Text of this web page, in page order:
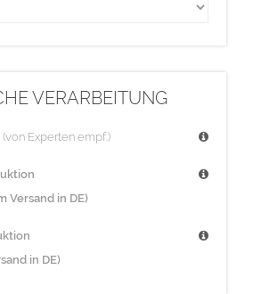
VERARBEITUNG
Experten empf.)
Versand in DE)
in DE)